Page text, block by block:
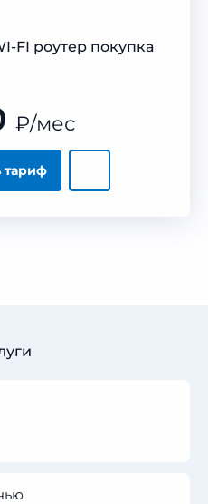
FI роутер покупка
тариф
₽/мес